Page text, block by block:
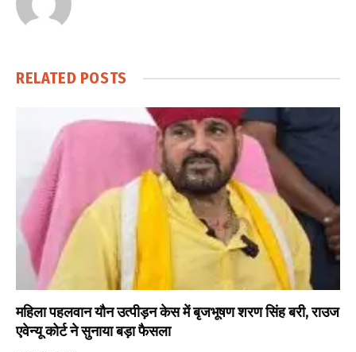
RELATED POSTS
महिला पहलवान यौन उत्पीड़न केस में बृजभूषण शरण सिंह बरी, राउज
एवेन्यू कोर्ट ने सुनाया बड़ा फैसला